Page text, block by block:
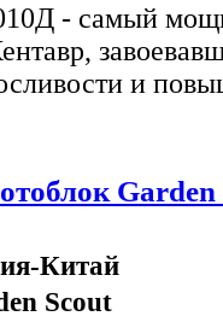
- самый
и
Garden
Китай
Scout